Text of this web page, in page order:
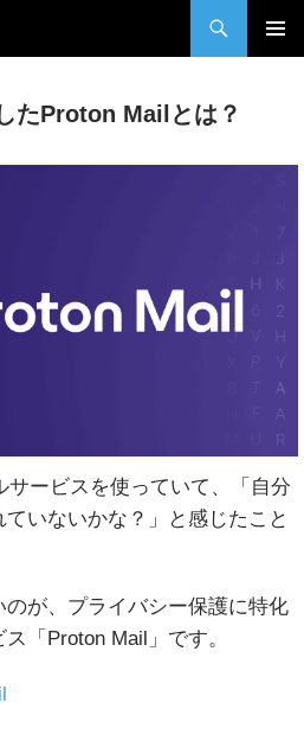
たProton Mailとは？
サービスを使っていて、「自分
いないかな？」と感じたこと
が、プライバシー保護に特化
「Proton Mail」です。